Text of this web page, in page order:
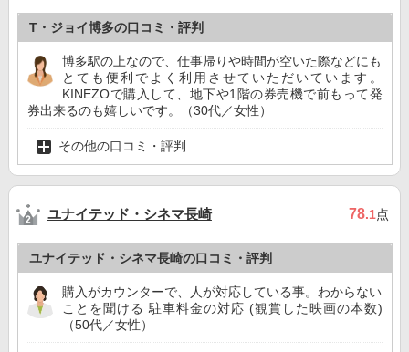
T・ジョイ博多の口コミ・評判
博多駅の上なので、仕事帰りや時間が空いた際などにも
とても便利でよく利用させていただいています。
KINEZOで購入して、地下や1階の券売機で前もって発
券出来るのも嬉しいです。（30代／女性）
その他の口コミ・評判
ユナイテッド・シネマ長崎 78.1点
ユナイテッド・シネマ長崎の口コミ・評判
購入がカウンターで、人が対応している事。わからない
ことを聞ける 駐車料金の対応 (観賞した映画の本数)
（50代／女性）